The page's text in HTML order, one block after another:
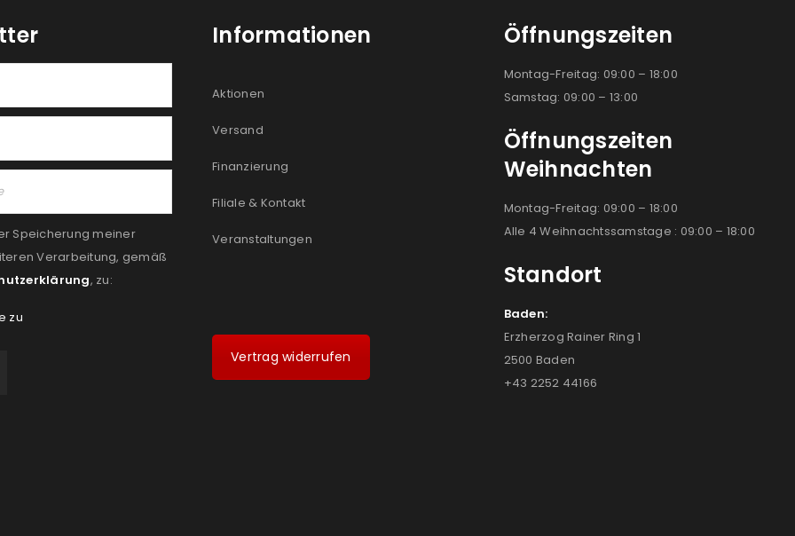
Speicherung meiner
Verarbeitung, gemäß
, zu:
zu
Informationen
Aktionen
Versand
Finanzierung
Filiale & Kontakt
Veranstaltungen
Vertrag widerrufen
Öffnungszeiten
Montag-Freitag: 09:00 – 18:00
Samstag: 09:00 – 13:00
Öffnungszeiten
Weihnachten
Montag-Freitag: 09:00 – 18:00
Alle 4 Weihnachtssamstage : 09:00 – 18:00
Standort
Baden:
Erzherzog Rainer Ring 1
2500 Baden
+43 2252 44166